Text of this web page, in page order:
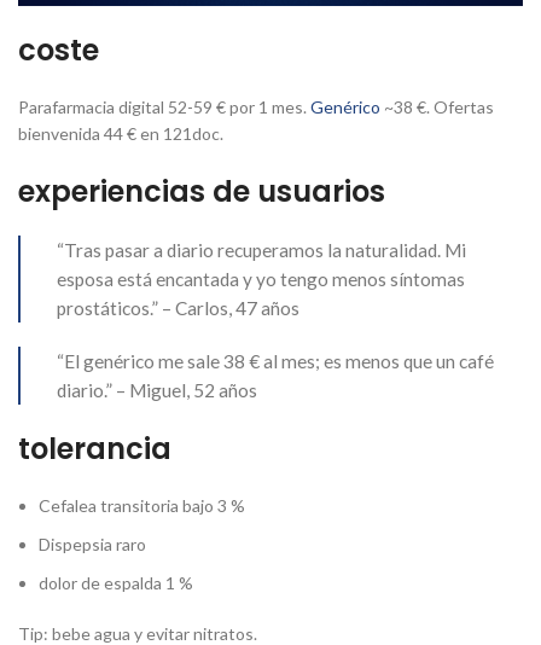
coste
Parafarmacia digital 52-59 € por 1 mes. Genérico ~38 €. Ofertas
bienvenida 44 € en 121doc.
experiencias de usuarios
“Tras pasar a diario recuperamos la naturalidad. Mi
esposa está encantada y yo tengo menos síntomas
prostáticos.” – Carlos, 47 años
“El genérico me sale 38 € al mes; es menos que un café
diario.” – Miguel, 52 años
tolerancia
Cefalea transitoria bajo 3 %
Dispepsia raro
dolor de espalda 1 %
Tip: bebe agua y evitar nitratos.